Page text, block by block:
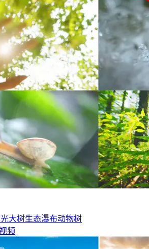
大树生态瀑布动物树
频